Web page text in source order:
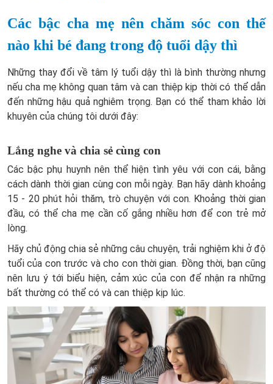
Các bậc cha mẹ nên chăm sóc con thế
nào khi bé đang trong độ tuổi dậy thì
Những thay đổi về tâm lý tuổi dậy thì là bình thường nhưng
nếu cha mẹ không quan tâm và can thiệp kịp thời có thể dẫn
đến những hậu quả nghiêm trọng. Bạn có thể tham khảo lời
khuyên của chúng tôi dưới đây:
Lắng nghe và chia sẻ cùng con
Các bậc phụ huynh nên thể hiện tình yêu với con cái, bằng
cách dành thời gian cùng con mỗi ngày. Bạn hãy dành khoảng
15 - 20 phút hỏi thăm, trò chuyện với con. Khoảng thời gian
đầu, có thể cha mẹ cần cố gắng nhiều hơn để con trẻ mở
lòng.
Hãy chủ động chia sẻ những câu chuyện, trải nghiệm khi ở độ
tuổi của con trước và cho con thời gian. Đồng thời, bạn cũng
nên lưu ý tới biểu hiện, cảm xúc của con để nhận ra những
bất thường có thể có và can thiệp kịp lúc.